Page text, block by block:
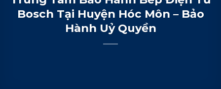
Bosch Tại Huyện Hóc Môn – Bảo
Hành Uỷ Quyền